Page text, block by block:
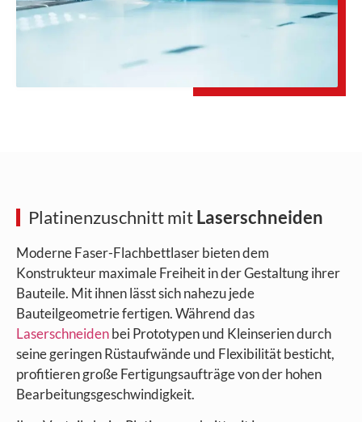
Platinenzuschnitt mitLaserschneiden
Moderne Faser-Flachbettlaser bieten dem
Konstrukteur maximale Freiheit in der Gestaltung ihrer
Bauteile. Mit ihnen lässt sich nahezu jede
Bauteilgeometrie fertigen. Während das
Laserschneidenbei Prototypen und Kleinserien durch
seine geringen Rüstaufwände und Flexibilität besticht,
profitieren große Fertigungsaufträge von der hohen
Bearbeitungsgeschwindigkeit.